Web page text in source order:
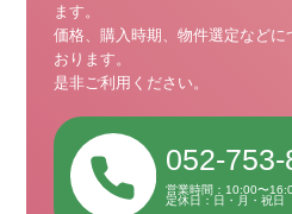
ます。
価格、購入時期、物件選定など
おります。
是非ご利用ください。
052-753-
営業時間：10:00〜
定休日：日・月・祝日